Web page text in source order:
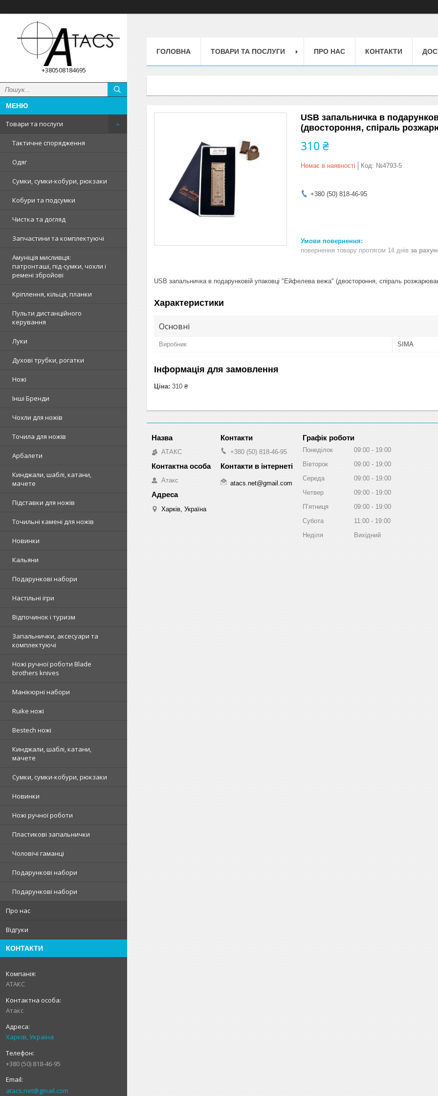
+380508184695
Товари та послуги
Тактичне спорядження
Одяг
Сумки, сумки-кобури, рюкзаки
Кобури та подсумки
Чистка та догляд
Запчастини та комплектуючі
Амуніція мисливця:
патронташі, під-сумки, чохли і
ремені збройові
Кріплення, кільця, планки
Пульти дистанційного
керування
Луки
Духові трубки, рогатки
Ножі
Інші Бренди
Чохли для ножів
Точила для ножів
Арбалети
Кинджали, шаблі, катани,
мачете
Підставки для ножів
Точильні камені для ножів
Новинки
Кальяни
Подарункові набори
Настільні ігри
Відпочинок і туризм
Запальнички, аксесуари та
комплектуючі
Ножі ручної роботи Blade
brothers knives
Манікюрні набори
Ruike ножі
Bestech ножі
Кинджали, шаблі, катани,
мачете
Сумки, сумки-кобури, рюкзаки
Новинки
Ножі ручної роботи
Пластикові запальнички
Чоловічі гаманці
Подарункові набори
Подарункові набори
Про нас
Відгуки
КОНТАКТИ
АТАКС
Атакс
Харків, Україна
+380 (50) 818-46-95
atacs.net@gmail.com
ГОЛОВНА ТОВАРИ ТА ПОСЛУГИ ПРО НАС КОНТАКТИ
USB запальничка в
(двостороння, спіраль
310 ₴
Немає в наявності Код: №4793-5
+380 (50) 818-46-95
повернення товару протягом 14 днів за
USB запальничка в подарунковій упаковці "Ейфелева вежа" (двостороння, спіраль
Характеристики
Основні
Виробник SIMA
Інформація для замовлення
Ціна: 310 ₴
АТАКС
Атакс
Харків, Україна
+380 (50) 818-46-95
atacs.net@gmail.com
Графік роботи
Понеділок 09:00
19:00
Вівторок
09:00
19:00
Середа
09:00
19:00
Четвер
09:00
19:00
Пʼятниця
09:00
19:00
Субота
11:00
19:00
Неділя
Вихідний